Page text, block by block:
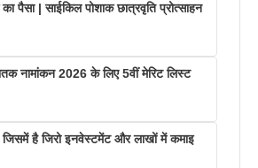
पैसा | साईकिल पोशाक छात्रवृति प्रोत्साहन
नामांकन 2026 के लिए 5वीं मेरिट लिस्ट
है जिरो इनवेस्टमेंट और लाखों में कमाइ